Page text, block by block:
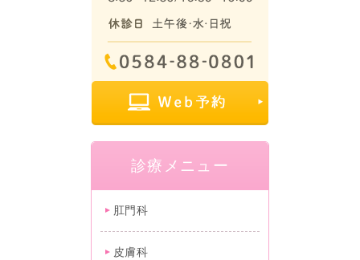
診療メニュー
肛門科
皮膚科